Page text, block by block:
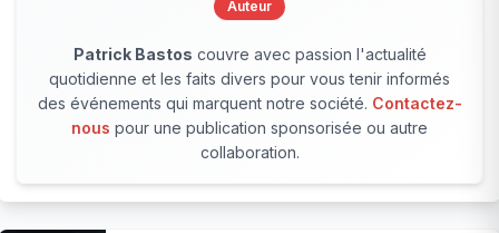
Auteur
Patrick Bastos couvre avec passion l'actualité
quotidienne et les faits divers pour vous tenir informés
des événements qui marquent notre société. Contactez-
nous pour une publication sponsorisée ou autre
collaboration.